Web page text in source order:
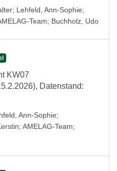
; Lehfeld, Ann-Sophie;
Team; Buchholz, Udo
KW07
Datenstand:
Ann-Sophie;
; AMELAG-Team;